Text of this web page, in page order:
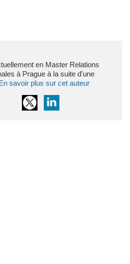
en Master Relations
à Prague à la suite d'une
savoir plus sur cet auteur